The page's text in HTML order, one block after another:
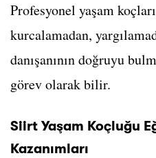
Profesyonel yaşam
kurcalamadan,
danışanının doğruyu
görev olarak bilir.
Siirt Yaşam Koçluğu
Kazanımları